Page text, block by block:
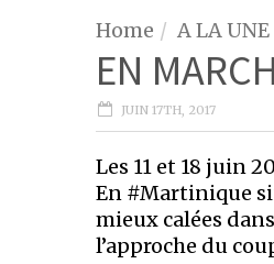
Home A LA UNE
EN
JUIN 17TH, 2017
Les 11 et 18 juin
En #Martinique
mieux calées
l’approche du